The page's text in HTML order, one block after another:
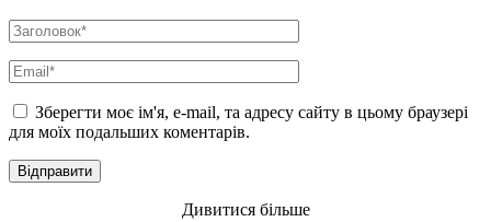
Зберегти моє ім'я, e-mail, та адресу сайту в цьому браузері
для моїх подальших коментарів.
Дивитися більше